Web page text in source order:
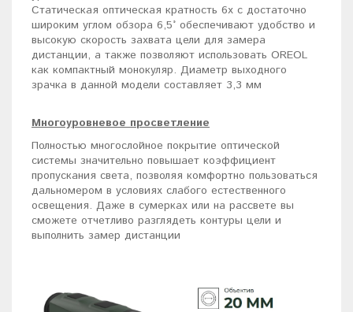
Статическая оптическая кратность 6х с достаточно
широким углом обзора 6,5° обеспечивают удобство и
высокую скорость захвата цели для замера
дистанции, а также позволяют использовать OREOL
как компактный монокуляр. Диаметр выходного
зрачка в данной модели составляет 3,3 мм
Многоуровневое просветление
Полностью многослойное покрытие оптической
системы значительно повышает коэффициент
пропускания света, позволяя комфортно пользоваться
дальномером в условиях слабого естественного
освещения. Даже в сумерках или на рассвете вы
сможете отчетливо разглядеть контуры цели и
выполнить замер дистанции